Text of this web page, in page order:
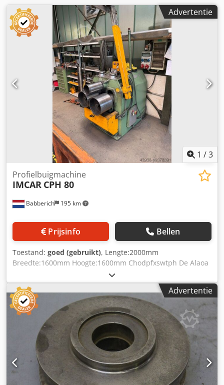
Advertentie
1 /3
Babberich 195 km
Profielbuigmachine
IMCAR CPH 80
Prijsinfo Bellen
Toestand: goed (gebruikt), Lengte:2000mm
Breedte:1600mm Hoogte:1600mm Chodpfxswtph De Alaoa
Advertentie